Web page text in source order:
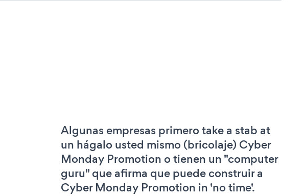
Algunas empresas primero take a stab at
un hágalo usted mismo (bricolaje) Cyber
Monday Promotion o tienen un "computer
guru" que afirma que puede construir a
Cyber Monday Promotion in 'no time'.